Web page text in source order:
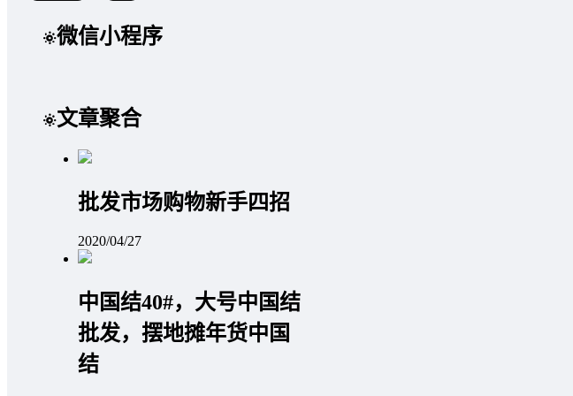
微信小程序
文章聚合
批发市场购物新手四招
2020/04/27
中国结40#，大号中国结
批发，摆地摊年货中国
结